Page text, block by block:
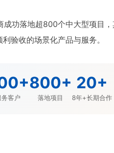
功落地超800个中大型项目
验收的场景化产品与服务。
务客户
800+
落地项目
20+
8年+长期合作